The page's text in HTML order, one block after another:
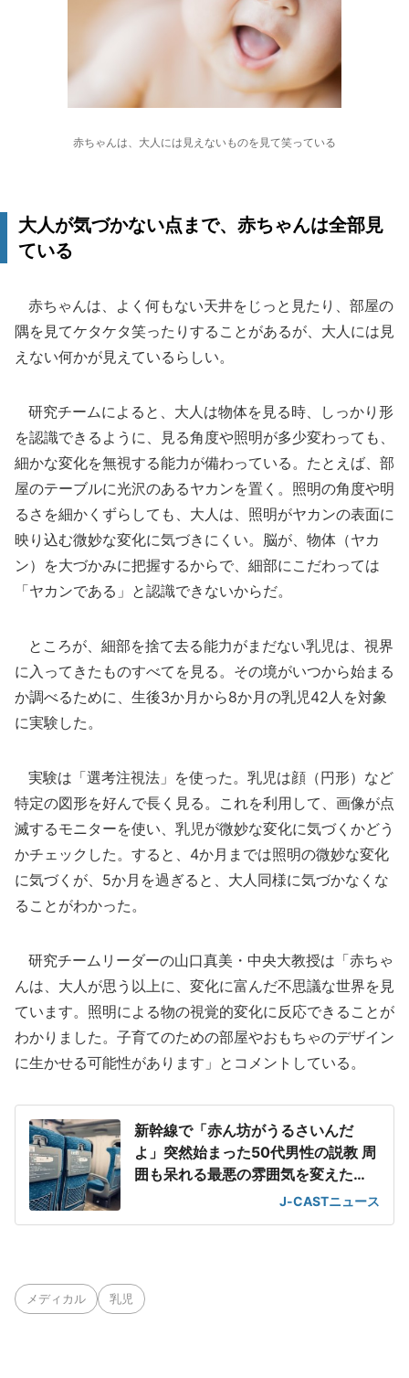
赤ちゃんは、大人には見えないものを見て笑っている
大人が気づかない点まで、赤ちゃんは全部見
ている
赤ちゃんは、よく何もない天井をじっと見たり、部屋の
隅を見てケタケタ笑ったりすることがあるが、大人には見
えない何かが見えているらしい。
研究チームによると、大人は物体を見る時、しっかり形
を認識できるように、見る角度や照明が多少変わっても、
細かな変化を無視する能力が備わっている。たとえば、部
屋のテーブルに光沢のあるヤカンを置く。照明の角度や明
るさを細かくずらしても、大人は、照明がヤカンの表面に
映り込む微妙な変化に気づきにくい。脳が、物体（ヤカ
ン）を大づかみに把握するからで、細部にこだわっては
「ヤカンである」と認識できないからだ。
ところが、細部を捨て去る能力がまだない乳児は、視界
に入ってきたものすべてを見る。その境がいつから始まる
か調べるために、生後3か月から8か月の乳児42人を対象
に実験した。
実験は「選考注視法」を使った。乳児は顔（円形）など
特定の図形を好んで長く見る。これを利用して、画像が点
滅するモニターを使い、乳児が微妙な変化に気づくかどう
かチェックした。すると、4か月までは照明の微妙な変化
に気づくが、5か月を過ぎると、大人同様に気づかなくな
ることがわかった。
研究チームリーダーの山口真美・中央大教授は「赤ちゃ
んは、大人が思う以上に、変化に富んだ不思議な世界を見
ています。照明による物の視覚的変化に反応できることが
わかりました。子育てのための部屋やおもちゃのデザイン
に生かせる可能性があります」とコメントしている。
新幹線で「赤ん坊がうるさいんだ
よ」突然始まった50代男性の説教 周
囲も呆れる最悪の雰囲気を変えた
J-CASTニュース
メディカル 乳児